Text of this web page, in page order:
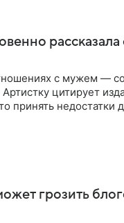
рассказала
с мужем —
цитирует
принять недостатки
грозить